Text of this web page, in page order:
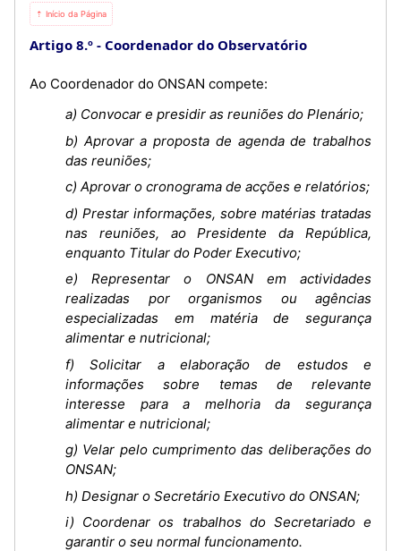
⇡ Início da Página
Artigo 8.º Coordenador do Observatório
Ao Coordenador do ONSAN compete:
a) Convocar e presidir as reuniões do Plenário;
b) Aprovar a proposta de agenda de trabalhos
das reuniões;
c) Aprovar o cronograma de acções e relatórios;
d) Prestar informações, sobre matérias tratadas
nas reuniões, ao Presidente da República,
enquanto Titular do Poder Executivo;
e) Representar o ONSAN em actividades
realizadas por organismos ou agências
especializadas em matéria de segurança
alimentar e nutricional;
f) Solicitar a elaboração de estudos e
informações sobre temas de relevante
interesse para a melhoria da segurança
alimentar e nutricional;
g) Velar pelo cumprimento das deliberações do
ONSAN;
h) Designar o Secretário Executivo do ONSAN;
i) Coordenar os trabalhos do Secretariado e
garantir o seu normal funcionamento.